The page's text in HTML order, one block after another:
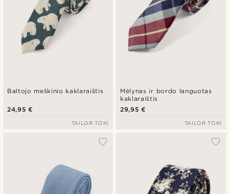
Baltojo meškinio kaklaraištis
24,95 €
TAILOR TOKI
Mėlynas ir bordo languotas
kaklaraištis
29,95 €
TAILOR TOKI